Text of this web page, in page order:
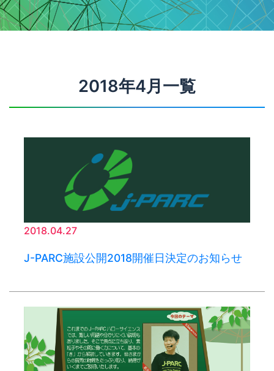
2018年4月一覧
2018.04.27
J-PARC施設公開2018開催日決定のお知らせ